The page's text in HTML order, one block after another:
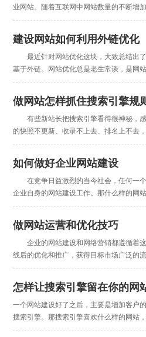
业网站。随着互联网中网站数量的不断增
建设网站如何利用外链优化
最近针对网站优化这块，大致总结出
基于外链。网站优化总是老生常谈，是网
做网站怎样抓住搜索引擎规
有些新站长把搜索引擎看得很神秘，
的快照不更新、收录不上去、排名上不去
如何做好企业网站建设
在竞争日益激烈的当今社会，任何一
企业自身的网站建设工作。那什么样的网
做网站运营和优化技巧
企业的网站建设和网络营销都遵循着
线后的优化和推广，获得目标市场广泛的
怎样让搜索引擎留在你的网
一个网站建设好了之后，主要是增加客户
搜索引擎。那搜索引擎喜欢什么样的网站